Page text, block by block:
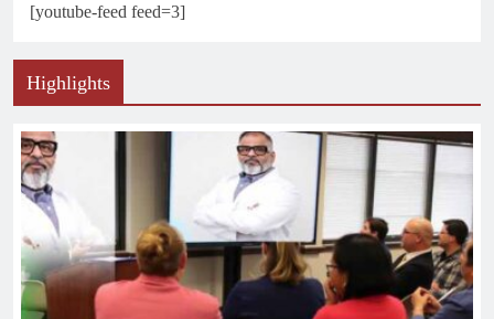
[youtube-feed feed=3]
Highlights